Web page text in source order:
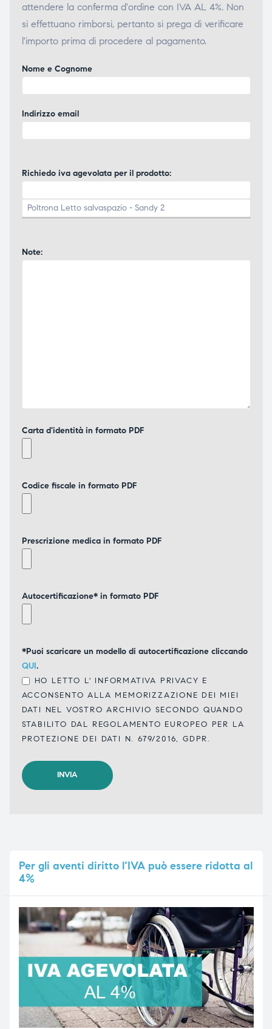
attendere la conferma d'ordine con IVA AL 4%. Non
si effettuano rimborsi, pertanto si prega di verificare
l'importo prima di procedere al pagamento.
Nome e Cognome
Indirizzo email
Richiedo iva agevolata per il prodotto:
Note:
Carta d'identità in formato PDF
Codice fiscale in formato PDF
Prescrizione medica in formato PDF
Autocertificazione* in formato PDF
*Puoi scaricare un modello di autocertificazione cliccando
QUI.
HO LETTO L' INFORMATIVA PRIVACY E
ACCONSENTO ALLA MEMORIZZAZIONE DEI MIEI
DATI NEL VOSTRO ARCHIVIO SECONDO QUANDO
STABILITO DAL REGOLAMENTO EUROPEO PER LA
PROTEZIONE DEI DATI N. 679/2016, GDPR.
Pergli aventi diritto l’IVA può essere ridotta al
4%